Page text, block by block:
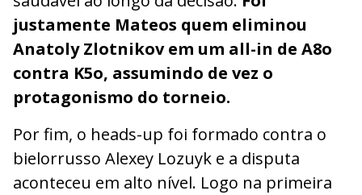
justamente Mateos quem eliminou
Anatoly Zlotnikov em um all-in de A8o
contra K5o, assumindo de vez o
protagonismo do torneio.
Por fim, o heads-up foi formado contra o
bielorrusso Alexey Lozuyk e a disputa
aconteceu em alto nível. Logo na primeira